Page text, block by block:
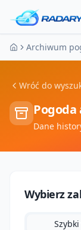
Strona główna
Archiwum
Wróć do
Dane
Wybierz